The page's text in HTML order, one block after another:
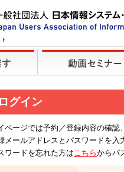
ログイン
ページでは予約／登録内容の確認
メールアドレスとパスワードを入
ワードを忘れた方はこちらからパ